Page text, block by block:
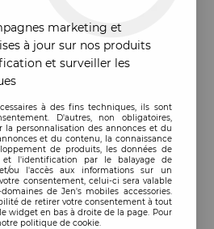
marketing et
à jour sur nos produits
et surveiller les
à des fins techniques, ils sont
D'autres, non obligatoires,
la personnalisation des annonces et du
et du contenu, la connaissance
de produits, les données de
et l'identification par le balayage de
ou l'accès aux informations sur un
consentement, celui-ci sera valable
de Jen's mobiles accessories.
de retirer votre consentement à tout
widget en bas à droite de la page. Pour
politique de cookie.